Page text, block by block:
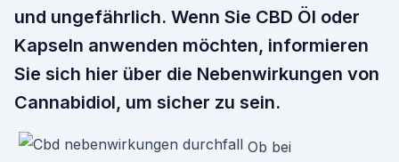
und ungefährlich. Wenn Sie CBD Öl oder
Kapseln anwenden möchten, informieren
Sie sich hier über die Nebenwirkungen von
Cannabidiol, um sicher zu sein.
Ob bei